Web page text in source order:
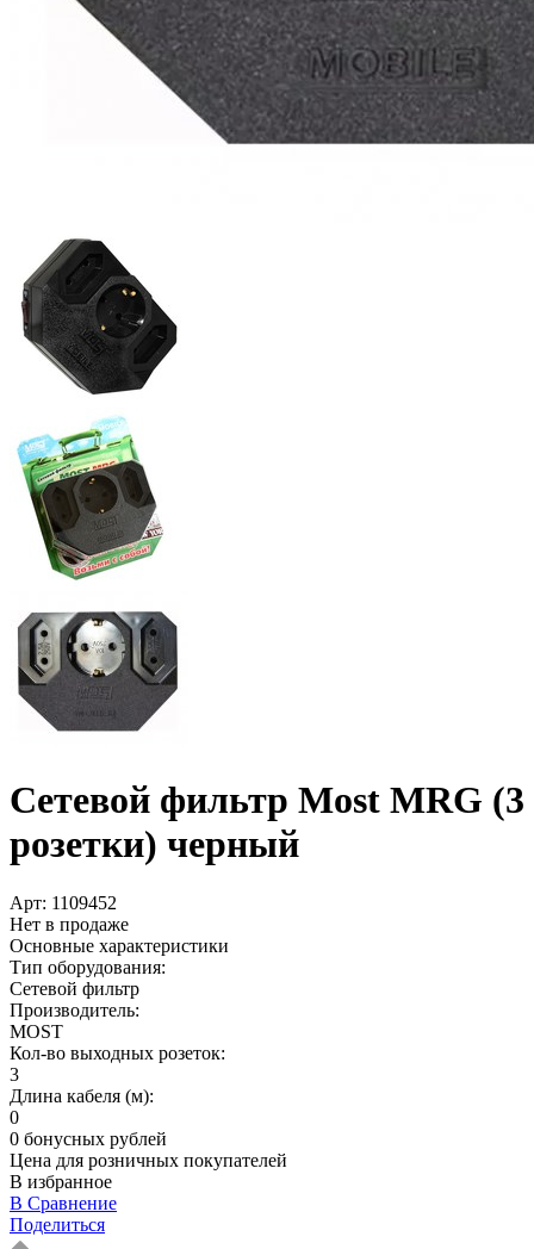
Сетевой фильтр Most MRG (3
розетки) черный
Арт: 1109452
Нет в продаже
Основные характеристики
Тип оборудования:
Сетевой фильтр
Производитель:
MOST
Кол-во выходных розеток:
3
Длина кабеля (м):
0
0 бонусных рублей
Цена для розничных покупателей
В избранное
В Сравнение
Поделиться